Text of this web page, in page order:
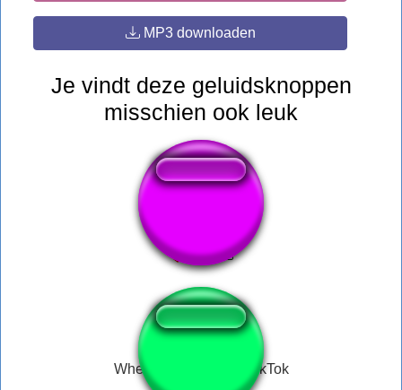
MP3 downloaden
Je vindt deze geluidsknoppen
misschien ook leuk
When your watching TikTok